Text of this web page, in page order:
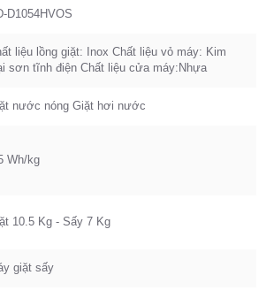
D1054HVOS
liệu lồng giặt: Inox Chất liệu vỏ máy: Kim
sơn tĩnh điện Chất liệu cửa máy:Nhựa
nước nóng Giặt hơi nước
Wh/kg
10.5 Kg - Sấy 7 Kg
giặt sấy